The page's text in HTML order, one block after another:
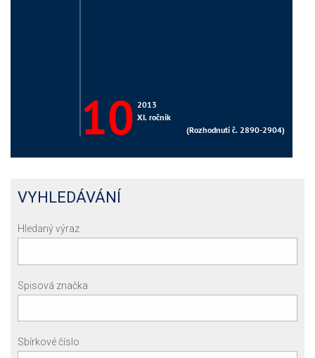
VYHLEDÁVÁNÍ
Hledaný výraz
Spisová značka
Sbírkové číslo